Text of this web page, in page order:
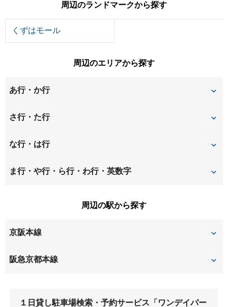
周辺のランドマークから探す
くずはモール
周辺のエリアから探す
あ行・か行
男山泉
男山松里
楠葉中之芝
楠葉中町
楠葉美咲
さ行・た行
招提中町
招提南町 招提元町
な行・は行
西牧野 橋本堂ケ原
ま行・や行・ら行・わ行・英数字
周辺の駅から探す
京阪本線
樟葉
阪急京都本線
１日貸し駐車場検索・予約サービス「ワンデイパー